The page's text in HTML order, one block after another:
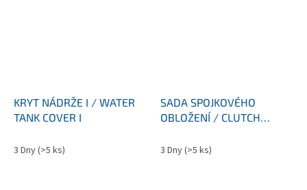
KRYT NÁDRŽE I / WATER
TANK COVER I
3 Dny(>5 ks)
SADA SPOJKOVÉHO
OBLOŽENÍ / CLUTCH
3 Dny(>5 ks)